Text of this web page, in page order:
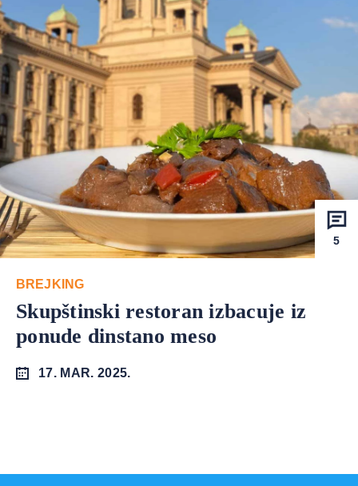
5
BREJKING
Skupštinski restoran izbacuje iz
ponude dinstano meso
17. MAR. 2025.